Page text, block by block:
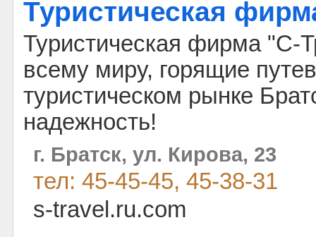
Туристическая
Туристическая фирма "С-
всему миру, горящие
туристическом рынке
надежность!
г. Братск, ул. Кирова, 23
тел: 45-45-45, 45-38-31
s-travel.ru.com